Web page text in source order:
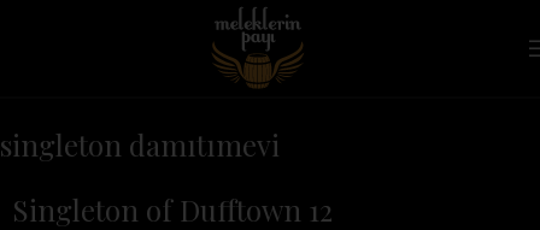
singleton damıtımevi
Singleton of Dufftown 12